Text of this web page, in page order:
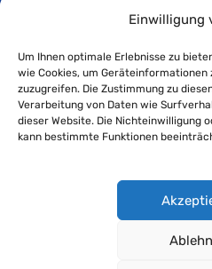
Einwilligung
Um Ihnen optimale Erlebnisse zu
wie Cookies, um
zuzugreifen. Die Zustimmung zu
Verarbeitung von Daten wie
dieser Website. Die Nichteinwilligung
kann bestimmte Funktionen
Mo-Do 08:00 bis 11:30 und 13:30
Fr 08:00 bis 11:30 und 13:30 bis
Impressum
Cookie-Richtlinie